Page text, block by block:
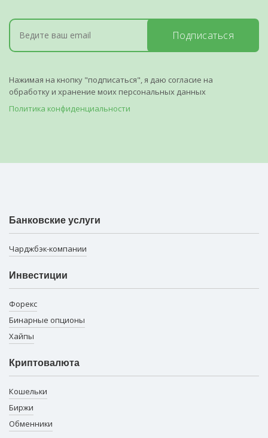
Подписаться
Нажимая на кнопку "подписаться", я даю согласие на
обработку и хранение моих персональных данных
Политика конфиденциальности
Банковские услуги
Чарджбэк-компании
Инвестиции
Форекс
Бинарные опционы
Хайпы
Криптовалюта
Кошельки
Биржи
Обменники